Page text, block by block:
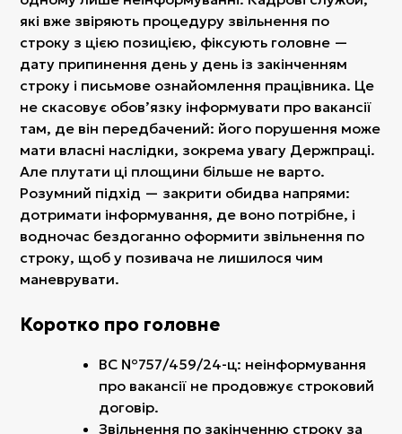
які вже звіряють процедуру звільнення по
строку з цією позицією, фіксують головне —
дату припинення день у день із закінченням
строку і письмове ознайомлення працівника. Це
не скасовує обовʼязку інформувати про вакансії
там, де він передбачений: його порушення може
мати власні наслідки, зокрема увагу Держпраці.
Але плутати ці площини більше не варто.
Розумний підхід — закрити обидва напрями:
дотримати інформування, де воно потрібне, і
водночас бездоганно оформити звільнення по
строку, щоб у позивача не лишилося чим
маневрувати.
Коротко про головне
ВС №757/459/24-ц: неінформування
про вакансії не продовжує строковий
договір.
Звільнення по закінченню строку за